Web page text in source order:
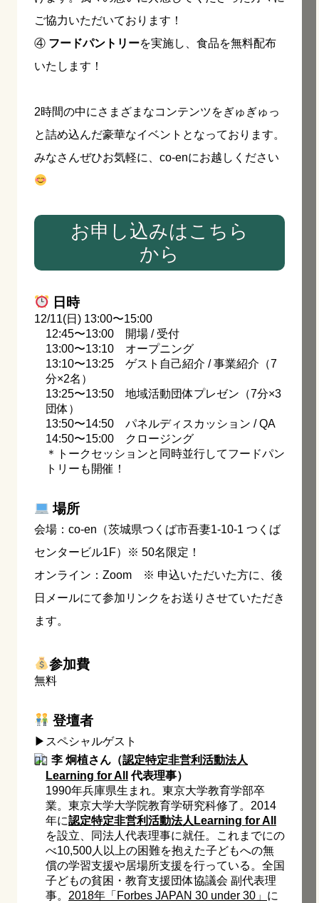
ご協力いただいております！
④ フードパントリーを実施し、食品を無料配布
いたします！
2時間の中にさまざまなコンテンツをぎゅぎゅっ
と詰め込んだ豪華なイベントとなっております。
みなさんぜひお気軽に、co-enにお越しください
お申し込みはこちら
から
日時
12/11(日) 13:00〜15:00
12:45〜13:00 開場 / 受付
13:00〜13:10 オープニング
13:10〜13:25 ゲスト自己紹介 / 事業紹介（7
分×2名）
13:25〜13:50 地域活動団体プレゼン（7分×3
団体）
13:50〜14:50 パネルディスカッション / QA
14:50〜15:00 クロージング
＊トークセッションと同時並行してフードパン
トリーも開催！
場所
会場：co-en（茨城県つくば市吾妻1-10-1 つくば
センタービル1F）※ 50名限定！
オンライン：Zoom ※ 申込いただいた方に、後
日メールにて参加リンクをお送りさせていただき
ます。
参加費
無料
登壇者
▶︎スペシャルゲスト
李 炯植さん（認定特定非営利活動法人
Learning for All
代表理事）
1990年兵庫県生まれ。東京大学教育学部卒
業。東京大学大学院教育学研究科修了。2014
年に認定特定非営利活動法人Learning for All
を設立、同法人代表理事に就任。これまでにの
べ10,500人以上の困難を抱えた子どもへの無
償の学習支援や居場所支援を行っている。全国
子どもの貧困・教育支援団体協議会 副代表理
事。 2018年「Forbes JAPAN 30 under 30」 に